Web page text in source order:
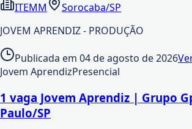
ITEMM
Sorocaba/SP
JOVEM APRENDIZ - PRODUÇÃO
Publicada em 04 de agosto de 2026
Jovem AprendizPresencial
1 vaga Jovem Aprendiz | Grupo
Paulo/SP